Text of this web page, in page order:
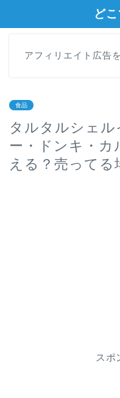
ど
アフィリエイト広告
食品
タルタルシェ
ー・ドンキ・カ
える？売ってる
スポ